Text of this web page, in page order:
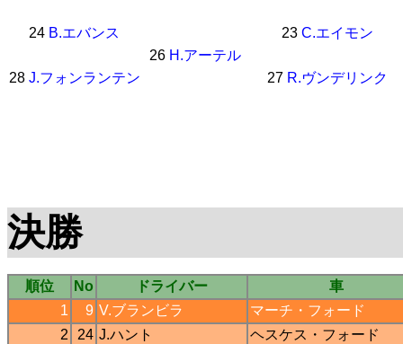
24 B.エバンス 23 C.エイモン
26 H.アーテル
28 J.フォンランテン 27 R.ヴンデリンク
決勝
順位 No ドライバー
車
1
9 V.ブランビラ マーチ ・ フォード
2
24 J.ハント ヘスケス ・ フォード